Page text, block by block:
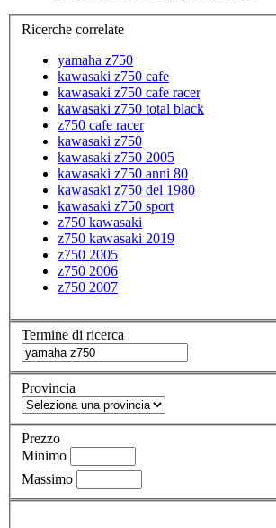
Ricerche correlate
yamaha z750
kawasaki z750 cafe
kawasaki z750 cafe racer
kawasaki z750 total black
z750 cafe racer
kawasaki z750
kawasaki z750 2005
kawasaki z750 anni 80
kawasaki z750 del 1980
kawasaki z750 sport
z750 kawasaki
z750 kawasaki 2019
z750 2005
z750 2006
z750 2007
Termine di ricerca
Provincia
Prezzo
Minimo
Massimo